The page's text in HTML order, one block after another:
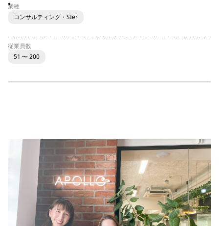
業種
コンサルティング・SIer
従業員数
51 〜 200